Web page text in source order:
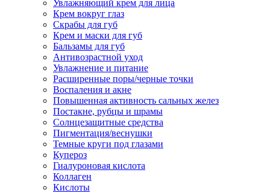
Увлажняющий крем для лица
Крем вокруг глаз
Скрабы для губ
Крем и маски для губ
Бальзамы для губ
Антивозрастной уход
Увлажнение и питание
Расширенные поры/черные точки
Воспаления и акне
Повышенная активность сальных желез
Постакне, рубцы и шрамы
Солнцезащитные средства
Пигментация/веснушки
Темные круги под глазами
Купероз
Гиалуроновая кислота
Коллаген
Кислоты